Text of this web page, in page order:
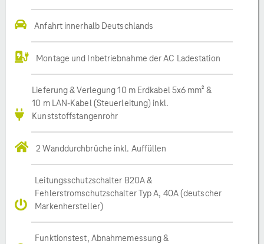
Anfahrt innerhalb Deutschlands
Montage und Inbetriebnahme der AC Ladestation
Lieferung & Verlegung 10 m Erdkabel 5x6 mm² &
10 m LAN-Kabel (Steuerleitung) inkl.
Kunststoffstangenrohr
2 Wanddurchbrüche inkl. Auffüllen
Leitungsschutzschalter B20A &
Fehlerstromschutzschalter Typ A, 40A (deutscher
Markenhersteller)
Funktionstest, Abnahmemessung &